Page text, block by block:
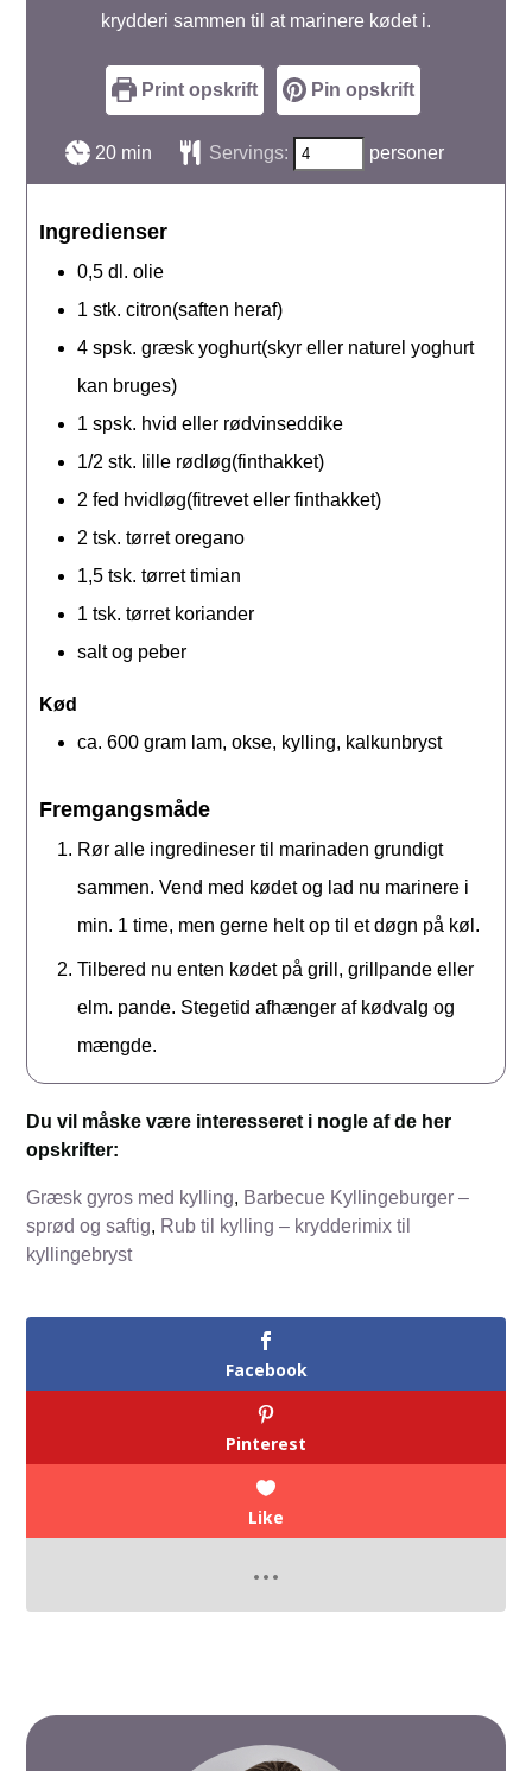
krydderi sammen til at marinere kødet i.
Print opskrift Pin opskrift
20minutter
min Servings: personer
Ingredienser
0,5 dl. olie
1 stk. citron(saften heraf)
4 spsk. græsk yoghurt(skyr eller naturel yoghurt
kan bruges)
1 spsk. hvid eller rødvinseddike
1/2 stk. lille rødløg(finthakket)
2 fed hvidløg(fitrevet eller finthakket)
2 tsk. tørret oregano
1,5 tsk. tørret timian
1 tsk. tørret koriander
salt og peber
Kød
ca. 600 gram lam, okse, kylling, kalkunbryst
Fremgangsmåde
Rør alle ingredineser til marinaden grundigt
sammen. Vend med kødet og lad nu marinere i
min. 1 time, men gerne helt op til et døgn på køl.
Tilbered nu enten kødet på grill, grillpande eller
elm. pande. Stegetid afhænger af kødvalg og
mængde.
Du vil måske være interesseret i nogle af de her
opskrifter:
Græsk gyros med kylling, Barbecue Kyllingeburger –
sprød og saftig, Rub til kylling – krydderimix til
kyllingebryst
Facebook
Pinterest
Like